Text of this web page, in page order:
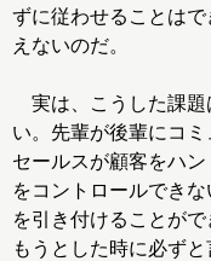
ずに従わせることは
えないのだ。
実は、こうした課題
い。先輩が後輩にコミ
セールスが顧客をハ
をコントロールでき
を引き付けることが
もうとした時に必ず